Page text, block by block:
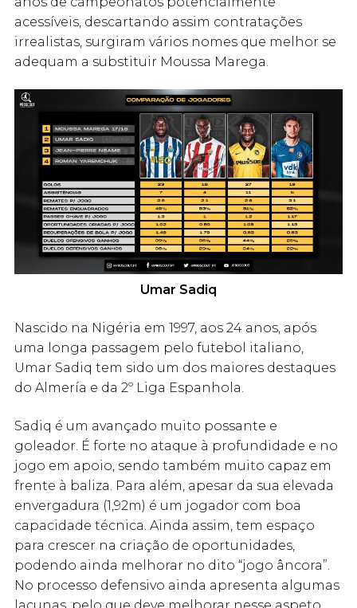
acessíveis, descartando assim contratações
irrealistas, surgiram vários nomes que melhor se
adequam a substituir Moussa Marega.
Umar Sadiq
Nascido na Nigéria em 1997, aos 24 anos, após
uma longa passagem pelo futebol italiano,
Umar Sadiq tem sido um dos maiores destaques
do Almería e da 2º Liga Espanhola.
Sadiq é um avançado muito possante e
goleador. É forte no ataque à profundidade e no
jogo em apoio, sendo também muito capaz em
frente à baliza. Para além, apesar da sua elevada
envergadura (1,92m) é um jogador com boa
capacidade técnica. Ainda assim, tem espaço
para crescer na criação de oportunidades,
podendo ainda melhorar no dito “jogo âncora”.
No processo defensivo ainda apresenta algumas